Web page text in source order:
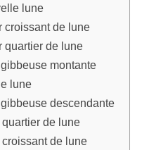
lune
croissant de lune
quartier de lune
montante
lune
descendante
de lune
de lune